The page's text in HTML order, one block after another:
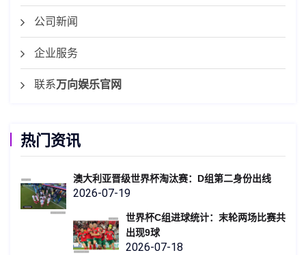
公司新闻
企业服务
联系万向娱乐官网
热门资讯
澳大利亚晋级世界杯淘汰赛：D组第二身份出线
2026-07-19
世界杯C组进球统计：末轮两场比赛共
出现9球
2026-07-18